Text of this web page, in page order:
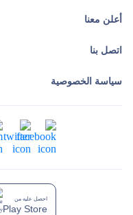
أعلن معنا
اتصل بنا
سياسة الخصوصية
احصل عليه من
Play Store